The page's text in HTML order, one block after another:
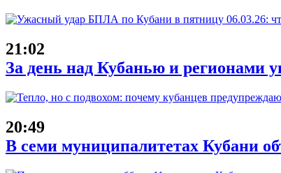
21:02
За день над Кубанью и регионами
20:49
В семи муниципалитетах Кубани